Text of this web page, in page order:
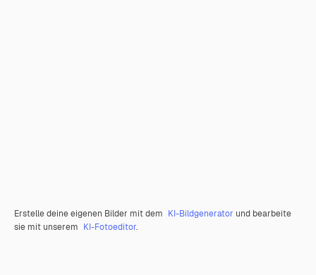
Erstelle deine eigenen Bilder mit dem KI-Bildgenerator und bearbeite
sie mit unserem KI-Fotoeditor.